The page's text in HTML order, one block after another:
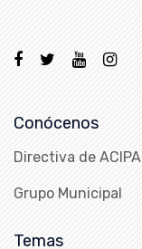
Conócenos
Directiva de ACIPA
Grupo Municipal
Temas